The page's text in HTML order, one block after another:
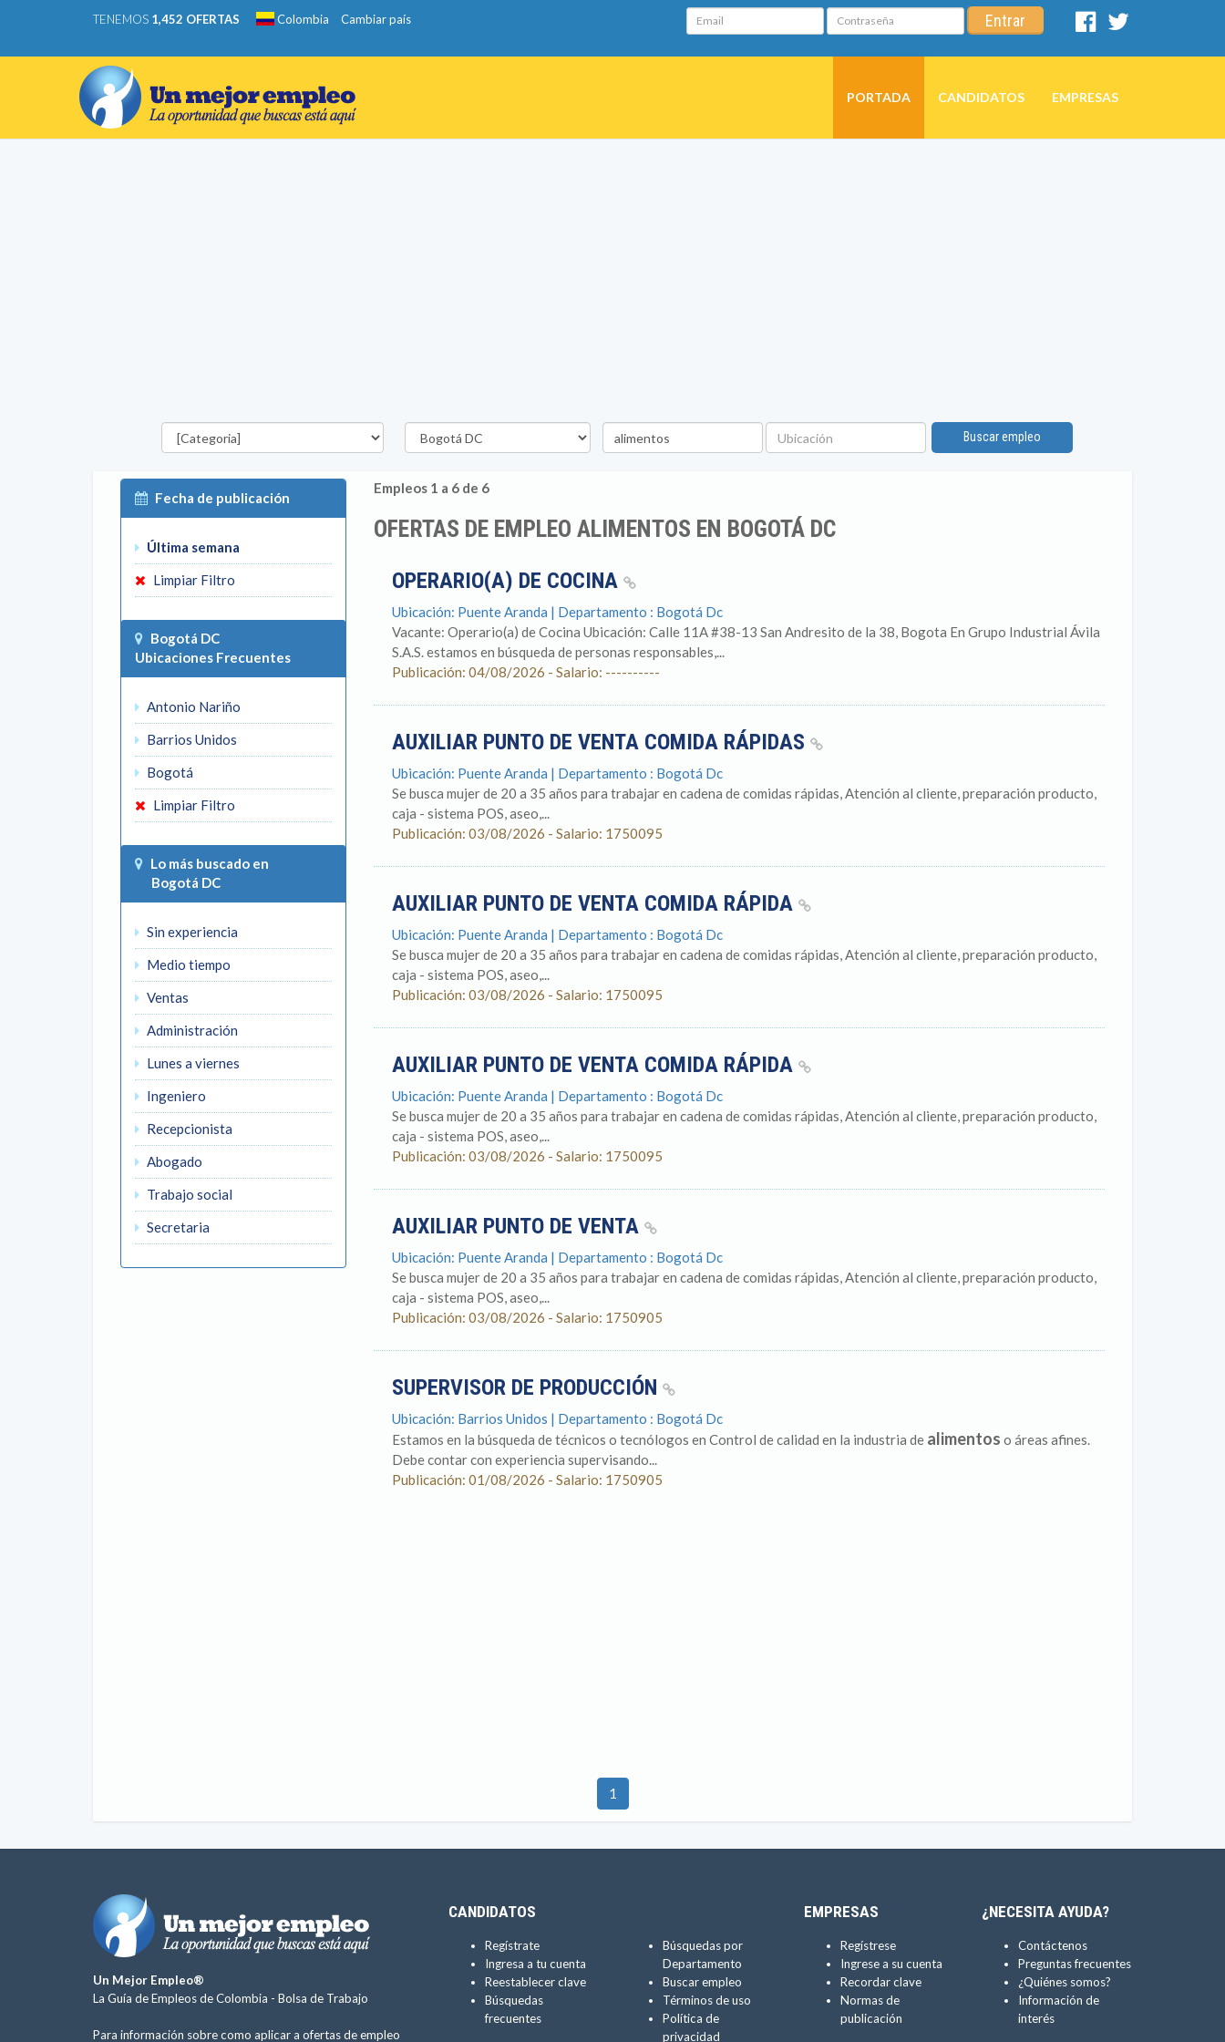
TENEMOS 1,452 OFERTAS Colombia Cambiar país Email Contraseña Entrar
Facebook
PORTADA CANDIDATOS EMPRESAS
Categorías Departamento
Palabra
clave
Ubicación
Buscar empleo
Fecha de publicación
Última semana
Limpiar Filtro
Bogotá DC
Ubicaciones Frecuentes
Antonio Nariño
Barrios Unidos
Bogotá
Limpiar Filtro
Lo más buscado en
Bogotá DC
Sin experiencia
Medio tiempo
Ventas
Administración
Lunes a viernes
Ingeniero
Recepcionista
Abogado
Trabajo social
Secretaria
Empleos 1 a 6 de 6
OFERTAS DE EMPLEO ALIMENTOS EN BOGOTÁ DC
OPERARIO(A) DE COCINA
Ubicación: Puente Aranda | Departamento : Bogotá Dc
Vacante: Operario(a) de Cocina Ubicación: Calle 11A #38-13 San Andresito de la 38, Bogota En Grupo Industrial Ávila
S.A.S. estamos en búsqueda de personas responsables,...
Publicación: 04/08/2026 - Salario: ----------
AUXILIAR PUNTO DE VENTA COMIDA RÁPIDAS
Ubicación: Puente Aranda | Departamento : Bogotá Dc
Se busca mujer de 20 a 35 años para trabajar en cadena de comidas rápidas, Atención al cliente, preparación producto,
caja - sistema POS, aseo,...
Publicación: 03/08/2026 - Salario: 1750095
AUXILIAR PUNTO DE VENTA COMIDA RÁPIDA
Ubicación: Puente Aranda | Departamento : Bogotá Dc
Se busca mujer de 20 a 35 años para trabajar en cadena de comidas rápidas, Atención al cliente, preparación producto,
caja - sistema POS, aseo,...
Publicación: 03/08/2026 - Salario: 1750095
AUXILIAR PUNTO DE VENTA COMIDA RÁPIDA
Ubicación: Puente Aranda | Departamento : Bogotá Dc
Se busca mujer de 20 a 35 años para trabajar en cadena de comidas rápidas, Atención al cliente, preparación producto,
caja - sistema POS, aseo,...
Publicación: 03/08/2026 - Salario: 1750095
AUXILIAR PUNTO DE VENTA
Ubicación: Puente Aranda | Departamento : Bogotá Dc
Se busca mujer de 20 a 35 años para trabajar en cadena de comidas rápidas, Atención al cliente, preparación producto,
caja - sistema POS, aseo,...
Publicación: 03/08/2026 - Salario: 1750905
SUPERVISOR DE PRODUCCIÓN
Ubicación: Barrios Unidos | Departamento : Bogotá Dc
Estamos en la búsqueda de técnicos o tecnólogos en Control de calidad en la industria de alimentos o áreas afines.
Debe contar con experiencia supervisando...
Publicación: 01/08/2026 - Salario: 1750905
1
Un Mejor Empleo®
La Guía de Empleos de Colombia - Bolsa de Trabajo
Para información sobre como aplicar a ofertas de empleo
CANDIDATOS
Regístrate
Ingresa a tu cuenta
Reestablecer clave
Búsquedas
frecuentes
Búsquedas por
Departamento
Buscar empleo
Términos de uso
Política de
privacidad
EMPRESAS
Regístrese
Ingrese a su cuenta
Recordar clave
Normas de
publicación
¿NECESITA AYUDA?
Contáctenos
Preguntas frecuentes
¿Quiénes somos?
Información de
interés